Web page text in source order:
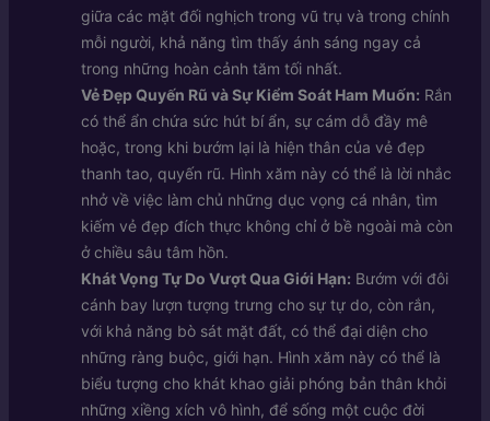
giữa các mặt đối nghịch trong vũ trụ và trong chính
mỗi người, khả năng tìm thấy ánh sáng ngay cả
trong những hoàn cảnh tăm tối nhất.
Vẻ Đẹp Quyến Rũ và Sự Kiểm Soát Ham Muốn: Rắn
có thể ẩn chứa sức hút bí ẩn, sự cám dỗ đầy mê
hoặc, trong khi bướm lại là hiện thân của vẻ đẹp
thanh tao, quyến rũ. Hình xăm này có thể là lời nhắc
nhở về việc làm chủ những dục vọng cá nhân, tìm
kiếm vẻ đẹp đích thực không chỉ ở bề ngoài mà còn
ở chiều sâu tâm hồn.
Khát Vọng Tự Do Vượt Qua Giới Hạn: Bướm với đôi
cánh bay lượn tượng trưng cho sự tự do, còn rắn,
với khả năng bò sát mặt đất, có thể đại diện cho
những ràng buộc, giới hạn. Hình xăm này có thể là
biểu tượng cho khát khao giải phóng bản thân khỏi
những xiềng xích vô hình, để sống một cuộc đời